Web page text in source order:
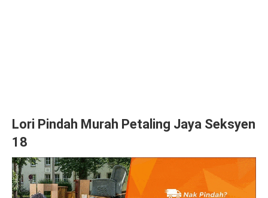
Lori Pindah Murah Petaling Jaya Seksyen
18